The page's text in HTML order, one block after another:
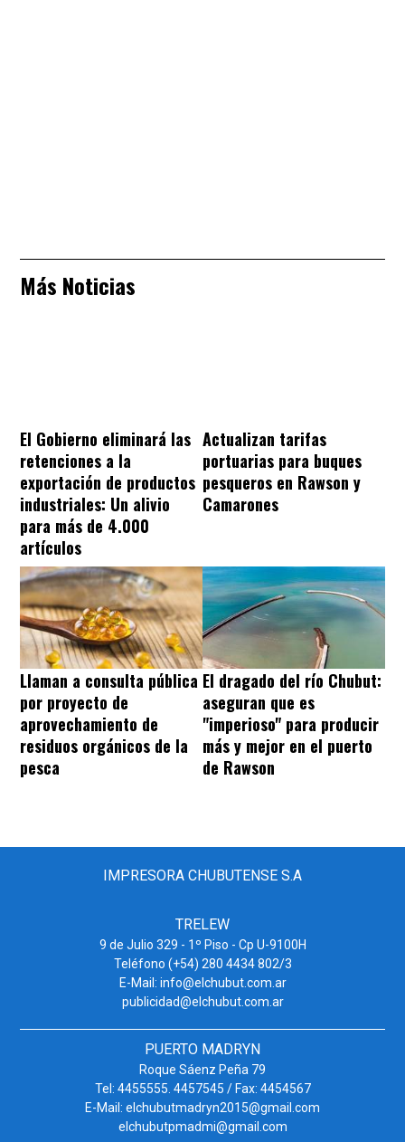
Más Noticias
El Gobierno eliminará las
retenciones a la
exportación de productos
industriales: Un alivio
para más de 4.000
artículos
Actualizan tarifas
portuarias para buques
pesqueros en Rawson y
Camarones
Llaman a consulta pública
por proyecto de
aprovechamiento de
residuos orgánicos de la
pesca
El dragado del río Chubut:
aseguran que es
"imperioso" para producir
más y mejor en el puerto
de Rawson
IMPRESORA CHUBUTENSE S.A
TRELEW
9 de Julio 329 - 1º Piso - Cp U-9100H
Teléfono (+54) 280 4434 802/3
E-Mail: info@elchubut.com.ar
publicidad@elchubut.com.ar
PUERTO MADRYN
Roque Sáenz Peña 79
Tel: 4455555. 4457545 / Fax: 4454567
E-Mail: elchubutmadryn2015@gmail.com
elchubutpmadmi@gmail.com